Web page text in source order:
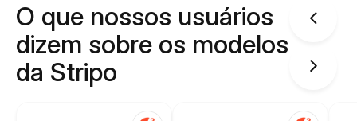
O que nossos usuários
dizem sobre os modelos
da Stripo